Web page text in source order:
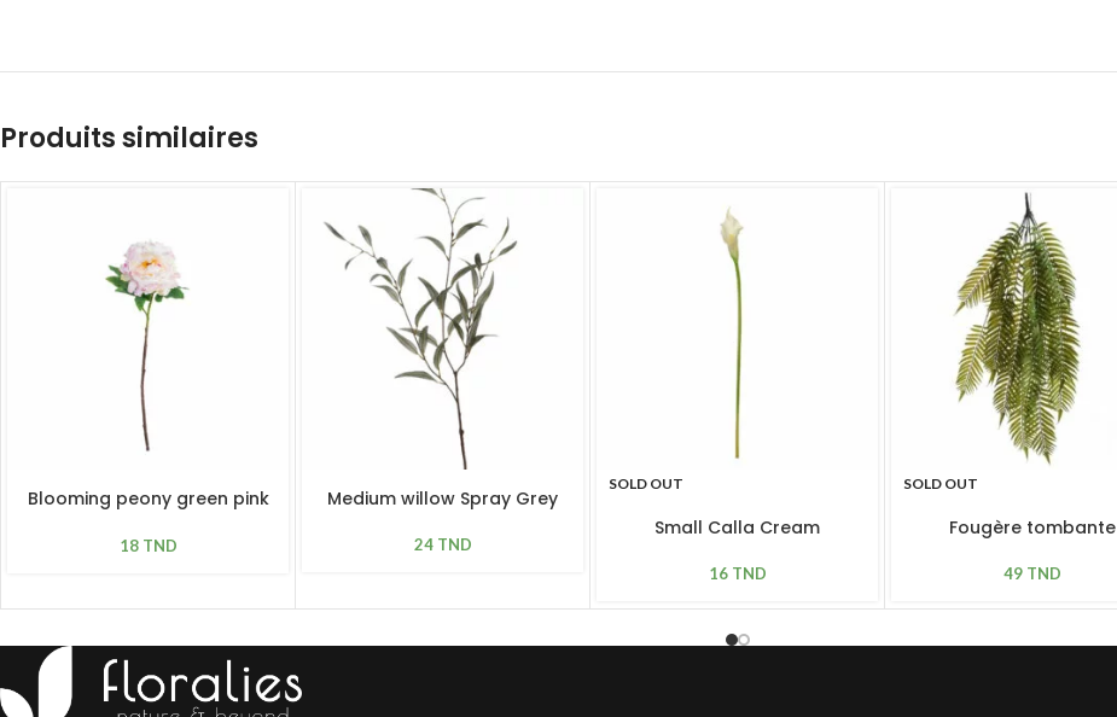
Produits similaires
Blooming peony green pink
18 TND
Medium willow Spray Grey
24 TND
SOLD OUT
Small Calla Cream
16 TND
SOLD OUT
Fougère tombante
49 TND